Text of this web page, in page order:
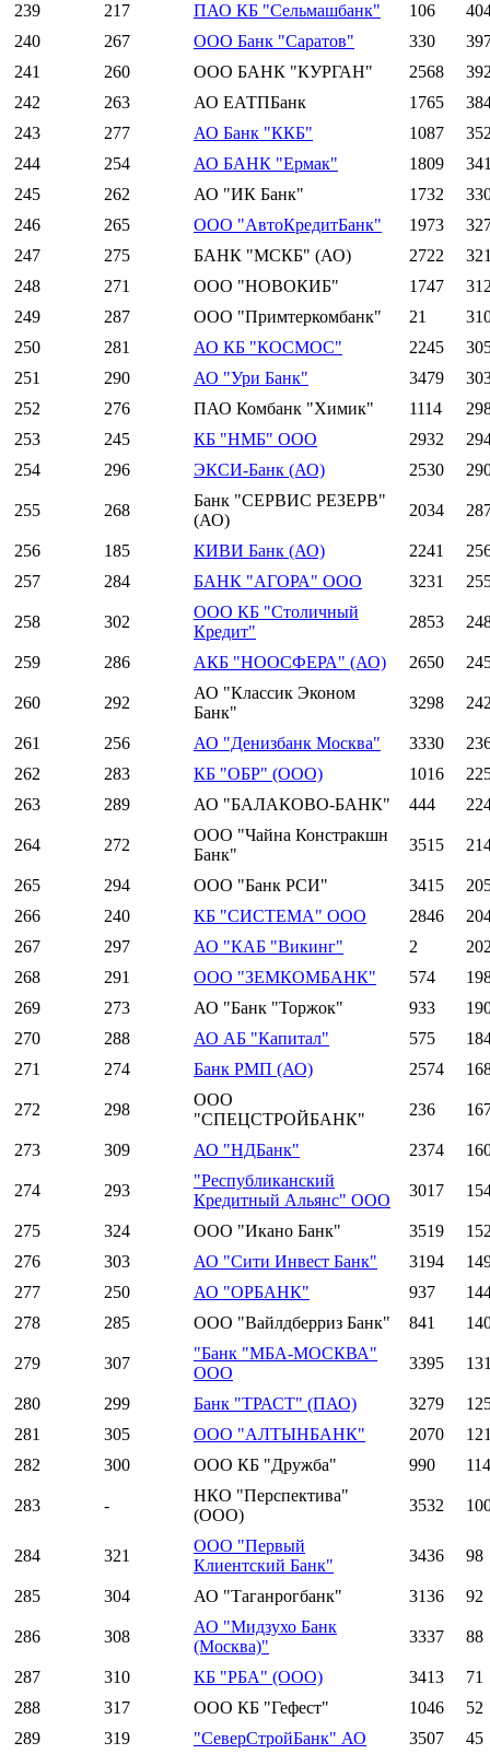
239
217 ПАО КБ "Сельмашбанк" 106
240
267 ООО Банк "Саратов" 330
241
260 ООО БАНК "КУРГАН" 2568
242
263 АО ЕАТПБанк 1765
243
277 АО Банк "ККБ" 1087
244
254 АО БАНК "Ермак" 1809
245
262 АО "ИК Банк" 1732
246
265 ООО "АвтоКредитБанк" 1973
247
275 БАНК "МСКБ" (АО) 2722
248
271 ООО "НОВОКИБ" 1747
249
287 ООО "Примтеркомбанк" 21
250
281 АО КБ "КОСМОС" 2245
251
290 АО "Ури Банк" 3479
252
276 ПАО Комбанк "Химик" 1114
253
245 КБ "НМБ" ООО 2932
254
296 ЭКСИ-Банк (АО) 2530
255 268
Банк "СЕРВИС РЕЗЕРВ"
(АО)
2034
256 185 КИВИ Банк (АО) 2241
257
284 БАНК "АГОРА" ООО 3231
258 302
ООО КБ "Столичный
Кредит"
2853
259 286 АКБ "НООСФЕРА" (АО) 2650
260 292
АО "Классик Эконом
Банк"
3298
261 256 АО "Денизбанк Москва" 3330
262
283 КБ "ОБР" (ООО) 1016
263
289 АО "БАЛАКОВО-БАНК" 444
264 272
ООО "Чайна Констракшн
Банк"
3515
265 294 ООО "Банк РСИ" 3415
266
240 КБ "СИСТЕМА" ООО 2846
267
297 АО "КАБ "Викинг" 2
268
291 ООО "ЗЕМКОМБАНК" 574
269
273 АО "Банк "Торжок" 933
270
288 АО АБ "Капитал" 575
271
274 Банк РМП (АО) 2574
272 298
ООО
"СПЕЦСТРОЙБАНК"
236
273 309 АО "НДБанк" 2374
274 293
"Республиканский
Кредитный Альянс" ООО
3017
275 324 ООО "Икано Банк" 3519
276
303 АО "Сити Инвест Банк" 3194
277
250 АО "ОРБАНК" 937
278
285 ООО "Вайлдберриз Банк" 841
279 307
"Банк "МБА-МОСКВА"
ООО
3395
280 299 Банк "ТРАСТ" (ПАО) 3279
281
305 ООО "АЛТЫНБАНК" 2070
282
300 ООО КБ "Дружба" 990 114
283 -
НКО "Перспектива"
(ООО)
3532
284 321
ООО "Первый
Клиентский Банк"
3436 98
285 304 АО "Таганрогбанк" 3136 92
286 308
АО "Мидзухо Банк
(Москва)"
3337 88
287 310 КБ "РБА" (ООО) 3413
71
288
317 ООО КБ "Гефест" 1046
52
289
319 "СеверСтройБанк" АО 3507 45